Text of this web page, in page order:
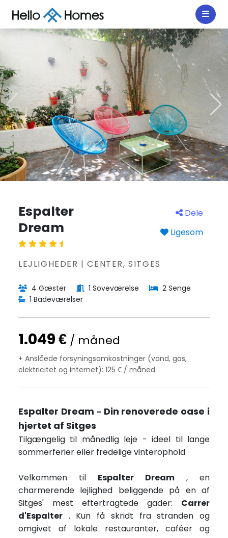
Espalter
Dream
Dele
Ligesom
LEJLIGHEDER | CENTER, SITGES
4 Gæster 1 Soveværelse
2 Senge
1 Badeværelser
1.049 € / måned
+ Anslåede forsyningsomkostninger (vand, gas,
elektricitet og internet): 125 € / måned
Espalter Dream – Din renoverede oase i
hjertet af Sitges
Tilgængelig til månedlig leje - ideel til lange
sommerferier eller fredelige vinterophold
Velkommen til Espalter Dream , en
charmerende lejlighed beliggende på en af
Sitges' mest eftertragtede gader: Carrer
d'Espalter . Kun få skridt fra stranden og
omgivet af lokale restauranter, caféer og